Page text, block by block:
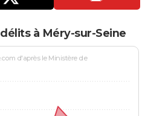
à Méry-sur-Seine
d'après le Ministère de